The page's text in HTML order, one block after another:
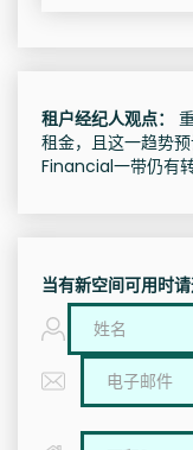
租户经纪人观点：
租金，且这一趋势
Financial一带仍有转
当有新空间可用时